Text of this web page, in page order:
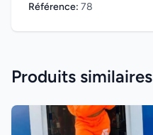
Référence: 78
Produits similaires